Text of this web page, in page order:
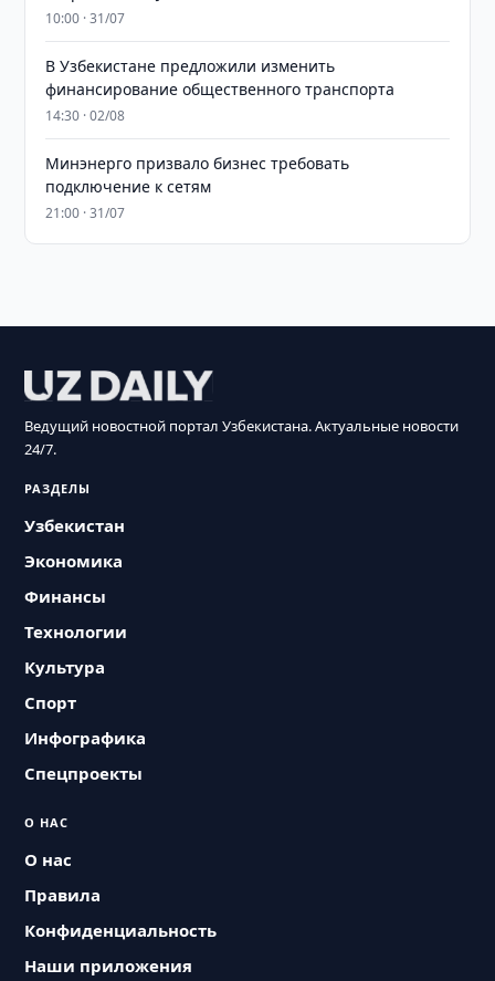
10:00 · 31/07
В Узбекистане предложили изменить
финансирование общественного транспорта
14:30 · 02/08
Минэнерго призвало бизнес требовать
подключение к сетям
21:00 · 31/07
Ведущий новостной портал Узбекистана. Актуальные новости
24/7.
РАЗДЕЛЫ
Узбекистан
Экономика
Финансы
Технологии
Культура
Спорт
Инфографика
Спецпроекты
О НАС
О нас
Правила
Конфиденциальность
Наши приложения